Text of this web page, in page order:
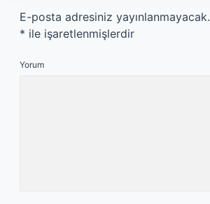
E-posta adresiniz yayınlanmayacak.
* ile işaretlenmişlerdir
Yorum